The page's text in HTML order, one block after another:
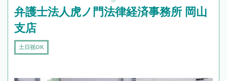
弁護士法人虎ノ門法律経済事務所 岡山
支店
土日祝OK